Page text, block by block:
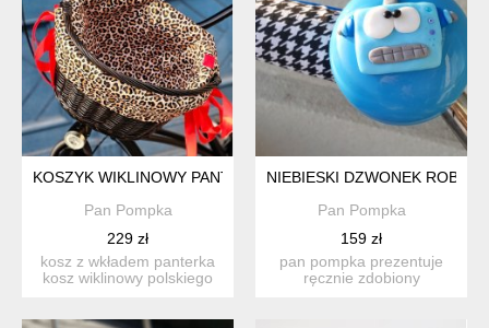
KOSZYK WIKLINOWY PANTERKA
Pan Pompka
229 zł
kosz z wkładem panterka
kosz wiklinowy polskiego
NIEBIESKI DZWONEK ROBOT
Pan Pompka
159 zł
pan pompka prezentuje
ręcznie zdobiony